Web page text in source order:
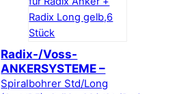
Radix-/Voss-
ANKERSYSTEME –
Spiralbohrer Std/Long